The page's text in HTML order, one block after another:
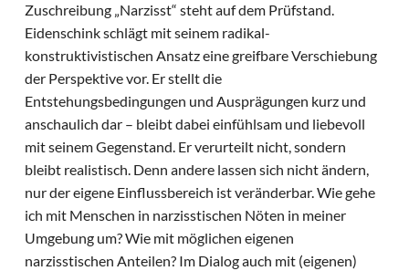
Zuschreibung „Narzisst“ steht auf dem Prüfstand.
Eidenschink schlägt mit seinem radikal-
konstruktivistischen Ansatz eine greifbare Verschiebung
der Perspektive vor. Er stellt die
Entstehungsbedingungen und Ausprägungen kurz und
anschaulich dar – bleibt dabei einfühlsam und liebevoll
mit seinem Gegenstand. Er verurteilt nicht, sondern
bleibt realistisch. Denn andere lassen sich nicht ändern,
nur der eigene Einflussbereich ist veränderbar. Wie gehe
ich mit Menschen in narzisstischen Nöten in meiner
Umgebung um? Wie mit möglichen eigenen
narzisstischen Anteilen? Im Dialog auch mit (eigenen)